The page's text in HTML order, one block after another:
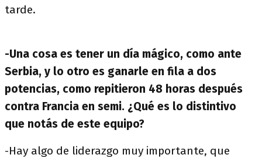
tarde.
-Una cosa es tener un día mágico, como ante
Serbia, y lo otro es ganarle en fila a dos
potencias, como repitieron 48 horas después
contra Francia en semi. ¿Qué es lo distintivo
que notás de este equipo?
-Hay algo de liderazgo muy importante, que